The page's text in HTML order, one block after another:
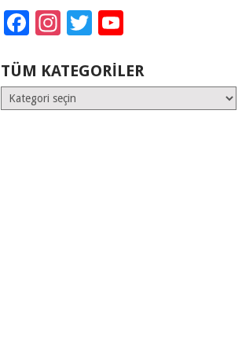
Facebook
Instagram
Twitter
TÜM KATEGORILER
Tüm
Kategoriler